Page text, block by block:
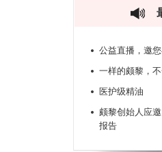
公益直播，邀
一样的颇黎，
医护级精油
颇黎创始人应
报告